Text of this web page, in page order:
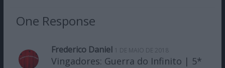
One Response
Frederico Daniel 1 DE MAIO DE 2018
Vingadores: Guerra do Infinito | 5*